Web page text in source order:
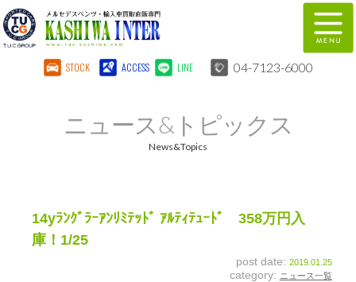
STOCK ACCESS LINE 04-7123-6000
全国納車 特別作業
注文販売
ニュース&トピックス
News&Topics
14yﾗﾝｸﾞﾗｰｱﾝﾘﾐﾃｯﾄﾞ ｱﾙﾃｨﾃｭｰﾄﾞ 358万円入
庫！1/25
post date: 2019.01.25
category: ニュース一覧